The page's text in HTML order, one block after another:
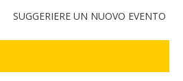
SUGGERIERE UN NUOVO EVENTO